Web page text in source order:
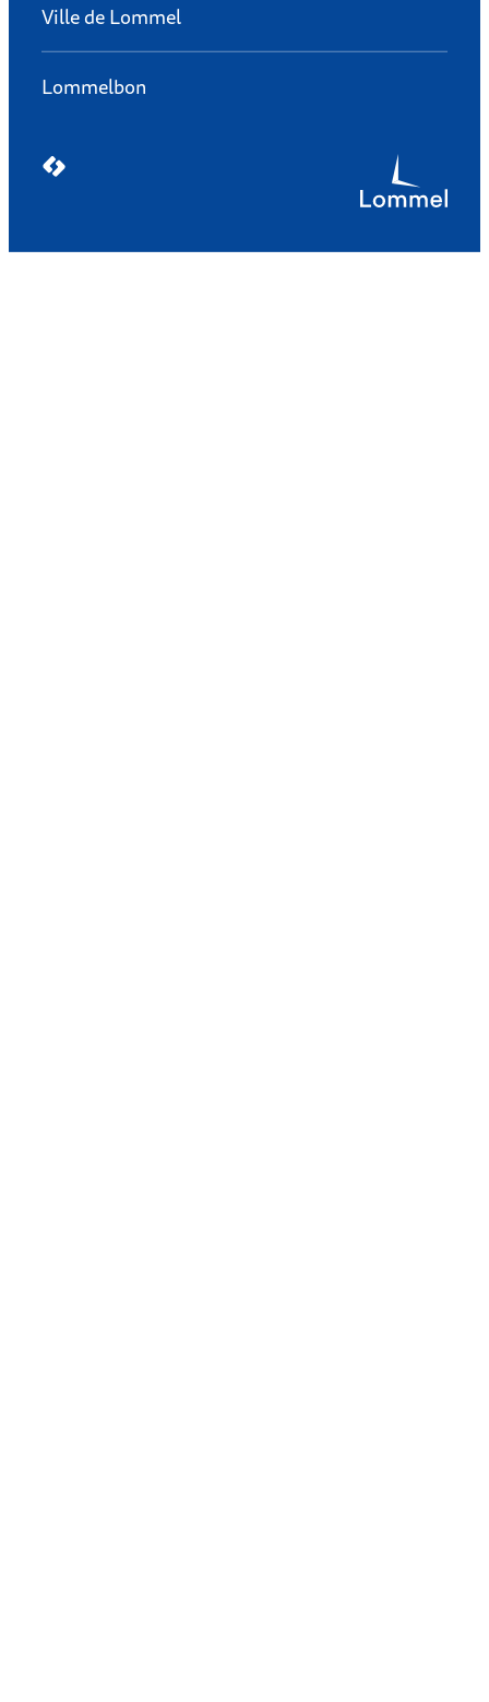
Ville de Lommel
Lommelbon
LCP nv 2026 ©